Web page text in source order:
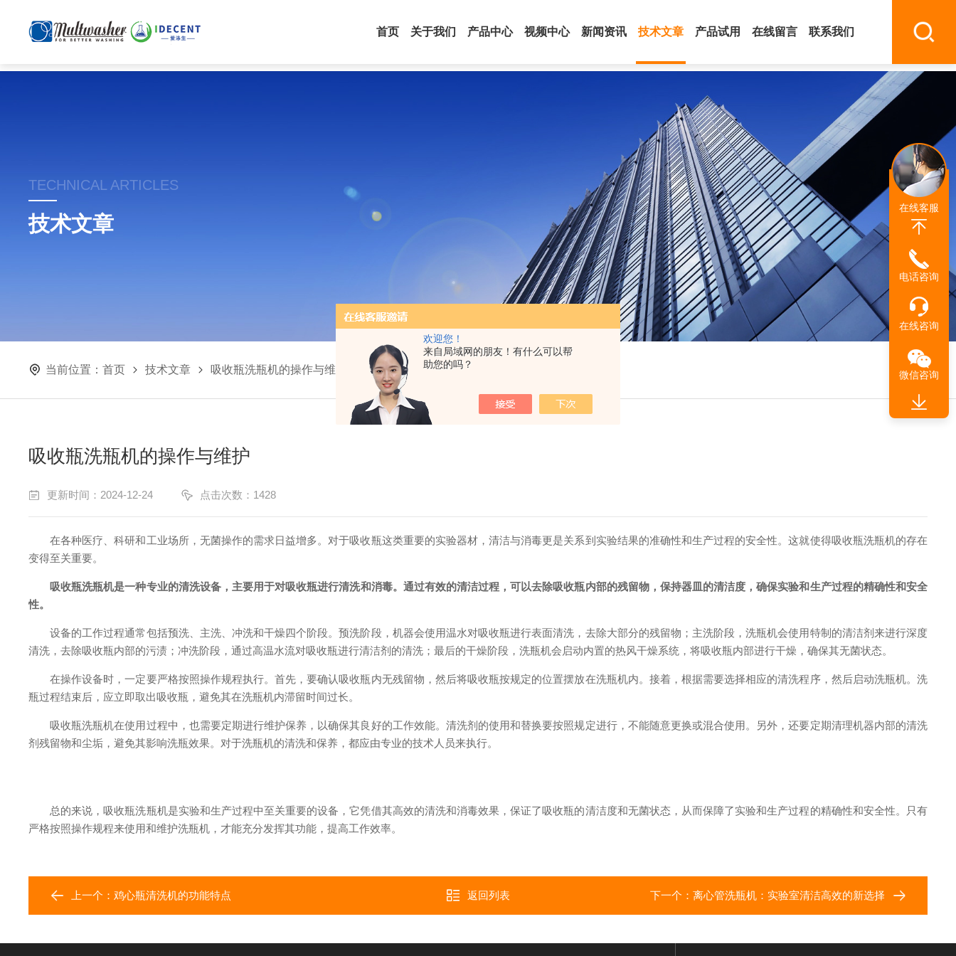
欢迎您！
来自局域网的朋友！有什么可以帮
助您的吗？
首页 关于我们 产品中心 视频中心 新闻资讯 技术文章 产品试用 在线留言 联系我们
TECHNICAL ARTICLES
技术文章
当前位置： 首页 技术文章 吸收瓶洗瓶机的操作与维护
吸收瓶洗瓶机的操作与维护
更新时间：2024-12-24 点击次数：1428
在各种医疗、科研和工业场所，无菌操作的需求日益增多。对于吸收瓶这类重要的实验器材，清洁与消毒更是关系到实验结果的准确性和生产过程的安全性。这就使得吸收瓶洗瓶机的存在
变得至关重要。
吸收瓶洗瓶机是一种专业的清洗设备，主要用于对吸收瓶进行清洗和消毒。通过有效的清洁过程，可以去除吸收瓶内部的残留物，保持器皿的清洁度，确保实验和生产过程的精确性和安全
性。
设备的工作过程通常包括预洗、主洗、冲洗和干燥四个阶段。预洗阶段，机器会使用温水对吸收瓶进行表面清洗，去除大部分的残留物；主洗阶段，洗瓶机会使用特制的清洁剂来进行深度
清洗，去除吸收瓶内部的污渍；冲洗阶段，通过高温水流对吸收瓶进行清洁剂的清洗；最后的干燥阶段，洗瓶机会启动内置的热风干燥系统，将吸收瓶内部进行干燥，确保其无菌状态。
在操作设备时，一定要严格按照操作规程执行。首先，要确认吸收瓶内无残留物，然后将吸收瓶按规定的位置摆放在洗瓶机内。接着，根据需要选择相应的清洗程序，然后启动洗瓶机。洗
瓶过程结束后，应立即取出吸收瓶，避免其在洗瓶机内滞留时间过长。
吸收瓶洗瓶机在使用过程中，也需要定期进行维护保养，以确保其良好的工作效能。清洗剂的使用和替换要按照规定进行，不能随意更换或混合使用。另外，还要定期清理机器内部的清洗
剂残留物和尘垢，避免其影响洗瓶效果。对于洗瓶机的清洗和保养，都应由专业的技术人员来执行。
总的来说，吸收瓶洗瓶机是实验和生产过程中至关重要的设备，它凭借其高效的清洗和消毒效果，保证了吸收瓶的清洁度和无菌状态，从而保障了实验和生产过程的精确性和安全性。只有
严格按照操作规程来使用和维护洗瓶机，才能充分发挥其功能，提高工作效率。
上一个： 鸡心瓶清洗机的功能特点 返回列表 下一个： 离心管洗瓶机：实验室清洁高效的新选择
在线客服
电话咨询
在线咨询
微信咨询